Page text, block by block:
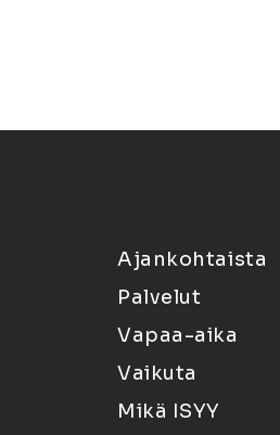
Ajankohtaista
Palvelut
Vapaa-aika
Vaikuta
Mikä ISYY